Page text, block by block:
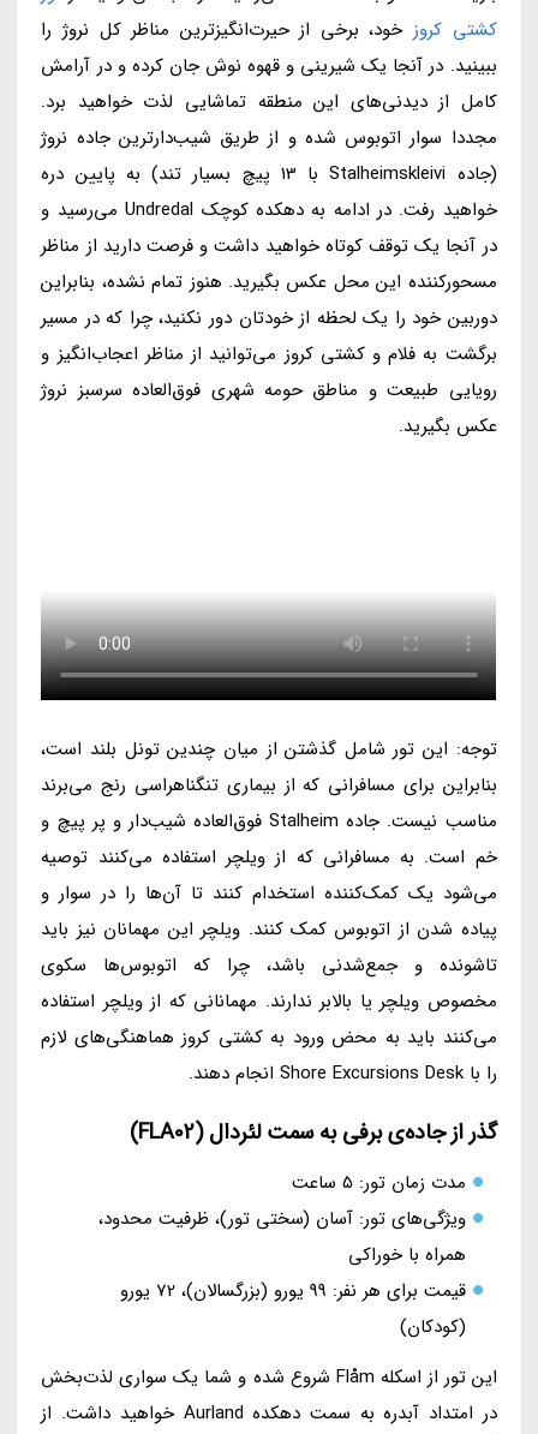
کشتی کروز خود، برخی از حیرت‌انگیزترین مناظر کل نروژ را
ببینید. در آنجا یک شیرینی و قهوه نوش جان کرده و در آرامش
کامل از دیدنی‌های این منطقه تماشایی لذت خواهید برد.
مجددا سوار اتوبوس شده و از طریق شیب‌دارترین جاده نروژ
(جاده Stalheimskleivi با 13 پیچ بسیار تند) به پایین دره
خواهید رفت. در ادامه به دهکده کوچک Undredal می‌رسید و
در آنجا یک توقف کوتاه خواهید داشت و فرصت دارید از مناظر
مسحورکننده این محل عکس بگیرید. هنوز تمام نشده، بنابراین
دوربین خود را یک لحظه از خودتان دور نکنید، چرا که در مسیر
برگشت به فلام و کشتی کروز می‌توانید از مناظر اعجاب‌انگیز و
رویایی طبیعت و مناطق حومه شهری فوق‌العاده سرسبز نروژ
عکس بگیرید.
توجه: این تور شامل گذشتن از میان چندین تونل بلند است،
بنابراین برای مسافرانی که از بیماری تنگناهراسی رنج می‌برند
مناسب نیست. جاده Stalheim فوق‌العاده شیب‌دار و پر پیچ و
خم است. به مسافرانی که از ویلچر استفاده می‌کنند توصیه
می‌شود یک کمک‌کننده استخدام کنند تا آن‌ها را در سوار و
پیاده شدن از اتوبوس کمک کنند. ویلچر این مهمانان نیز باید
تاشونده و جمع‌شدنی باشد، چرا که اتوبوس‌ها سکوی
مخصوص ویلچر یا بالابر ندارند. مهمانانی که از ویلچر استفاده
می‌کنند باید به محض ورود به کشتی کروز هماهنگی‌های لازم
را با Shore Excursions Desk انجام دهند.
گذر از جاده‌ی برفی به سمت لئردال (FLA02)
مدت زمان تور: 5 ساعت
ویژگی‌های تور: آسان (سختی تور)، ظرفیت محدود،
همراه با خوراکی
قیمت برای هر نفر: 99 یورو (بزرگسالان)، 72 یورو
(کودکان)
این تور از اسکله Flåm شروع شده و شما یک سواری لذت‌بخش
در امتداد آبدره به سمت دهکده Aurland خواهید داشت. از